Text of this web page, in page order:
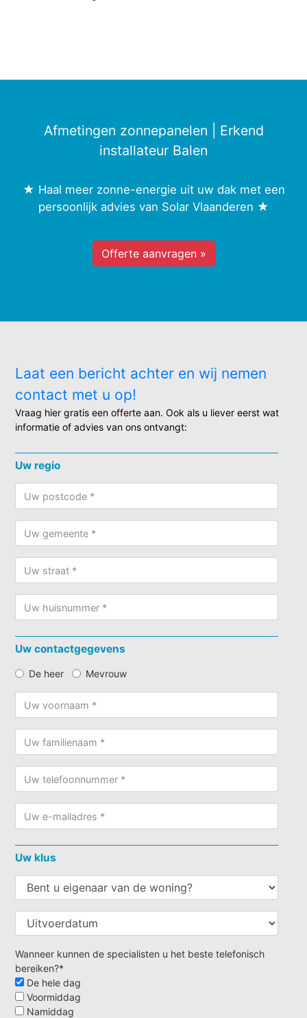
Afmetingen zonnepanelen | Erkend
installateur Balen
★ Haal meer zonne-energie uit uw dak met een
persoonlijk advies van Solar Vlaanderen ★
Offerte aanvragen »
Laat een bericht achter en wij nemen
contact met u op!
Vraag hier gratis een offerte aan. Ook als u liever eerst wat
informatie of advies van ons ontvangt:
Uw regio
Uw contactgegevens
De heer Mevrouw
Uw klus
Wanneer kunnen de specialisten u het beste telefonisch
bereiken?*
De hele dag
Voormiddag
Namiddag